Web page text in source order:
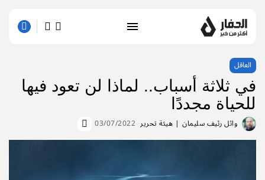
العاقل
في ثلاثة أسباب.. لماذا لن تعود فيها
للحياة مجددًا
وائل رئيف سليمان | هيئة تحرير 03/07/2022